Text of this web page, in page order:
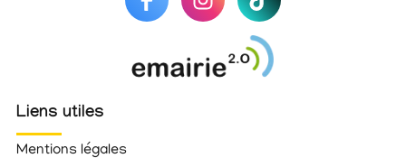
Liens utiles
Mentions légales